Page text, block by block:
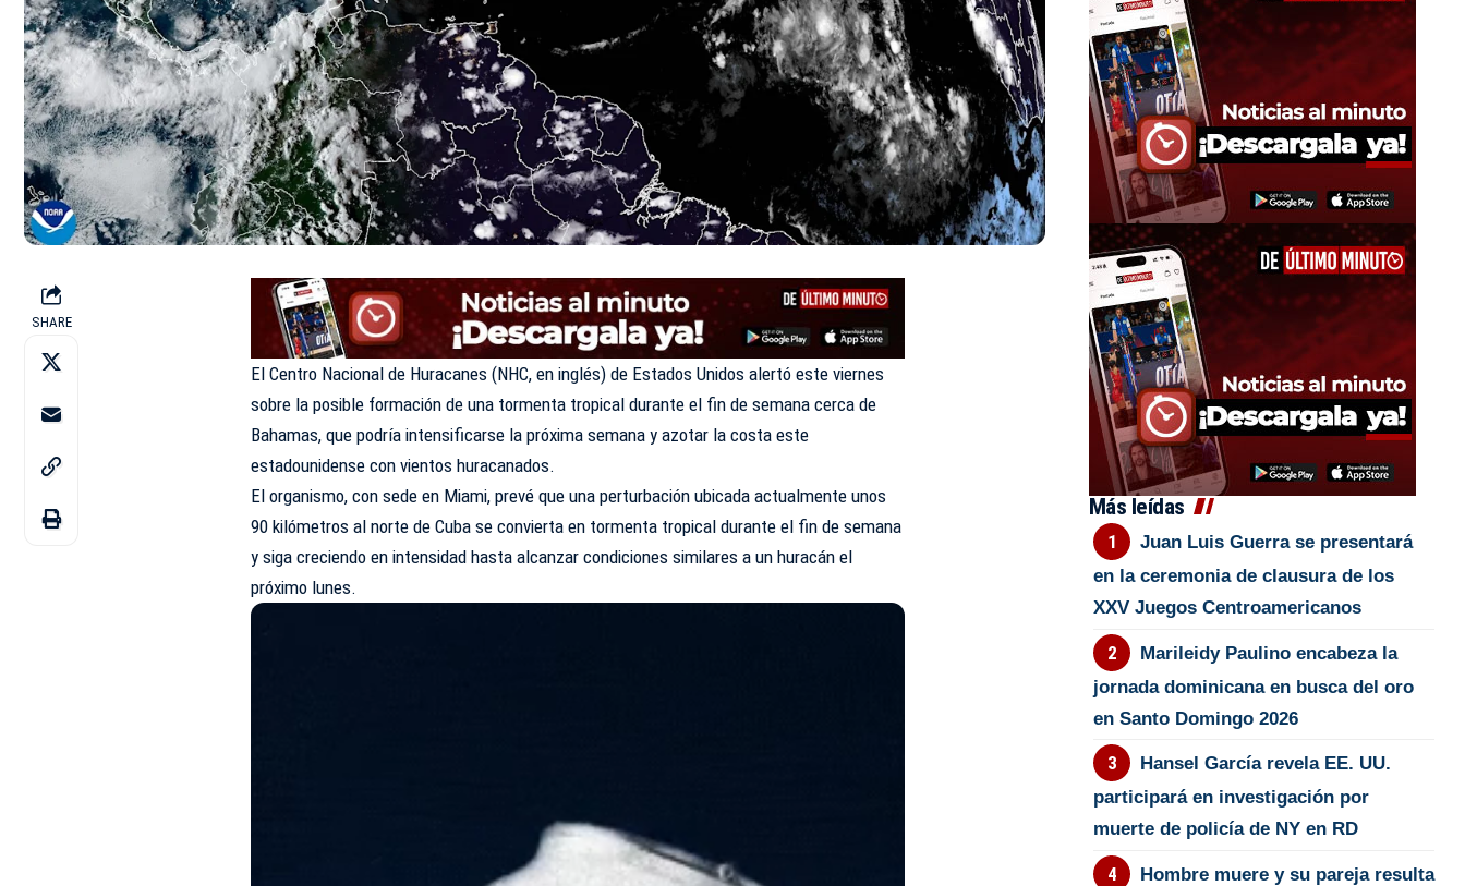
SHARE
El Centro Nacional de Huracanes (NHC, en inglés) de Estados Unidos alertó este viernes
sobre la posible formación de una tormenta tropical durante el fin de semana cerca de
Bahamas, que podría intensificarse la próxima semana y azotar la costa este
estadounidense con vientos huracanados.
El organismo, con sede en Miami, prevé que una perturbación ubicada actualmente unos
90 kilómetros al norte de Cuba se convierta en tormenta tropical durante el fin de semana
y siga creciendo en intensidad hasta alcanzar condiciones similares a un huracán el
próximo lunes.
Más leídas
Juan Luis Guerra se presentará
en la ceremonia de clausura de los
XXV Juegos Centroamericanos
Marileidy Paulino encabeza la
jornada dominicana en busca del oro
en Santo Domingo 2026
Hansel García revela EE. UU.
participará en investigación por
muerte de policía de NY en RD
Hombre muere y su pareja resulta